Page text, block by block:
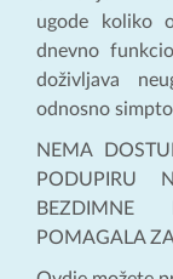
ugode koliko
dnevno
doživljava
odnosno
NEMA
PODUPIRU
BEZDIMNE
POMAGALA